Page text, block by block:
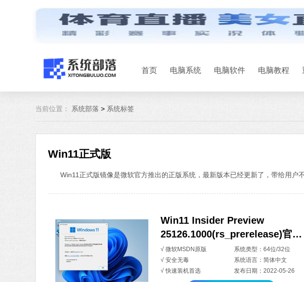
首页 电脑系统 电脑软件 电脑教程
当前位置： 系统部落 > 系统标签
Win11正式版
Win11正式版镜像是微软官方推出的正版系统，最新版本已经更新了，带给用户
Win11 Insider Preview
25126.1000(rs_prerelease)官方
原版 V2022.05
√ 微软MSDN原版
系统类型：64位/32位
√ 安全无毒
系统语言：简体中文
√ 快速装机首选
发布日期：2022-05-26